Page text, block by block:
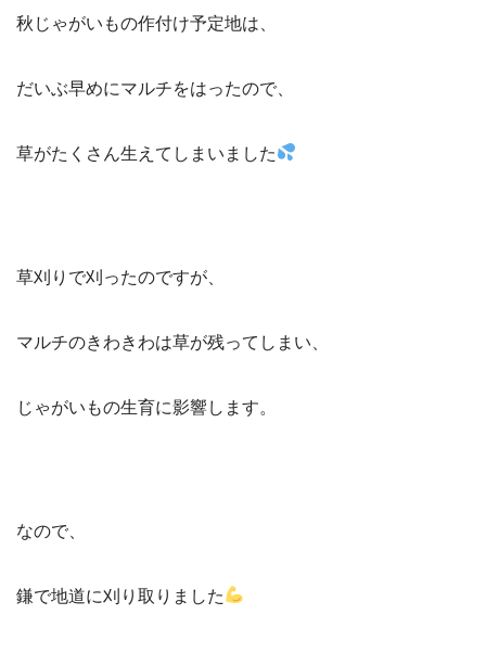
秋じゃがいもの作付け予定地は、
だいぶ早めにマルチをはったので、
草がたくさん生えてしまいました
草刈りで刈ったのですが、
マルチのきわきわは草が残ってしまい、
じゃがいもの生育に影響します。
なので、
鎌で地道に刈り取りました